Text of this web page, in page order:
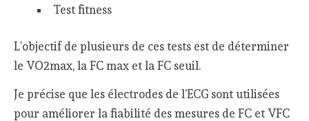
Test fitness
L’objectif de plusieurs de ces tests est de déterminer
le VO2max, la FC max et la FC seuil.
Je précise que les électrodes de l’ECG sont utilisées
pour améliorer la fiabilité des mesures de FC et VFC